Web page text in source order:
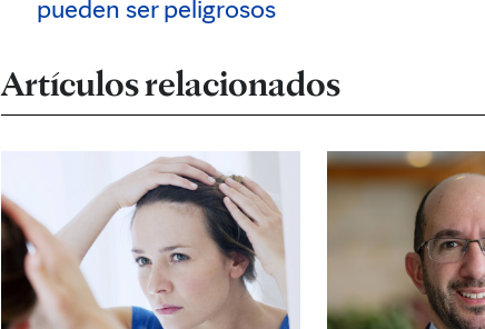
pueden ser peligrosos
Artículos relacionados